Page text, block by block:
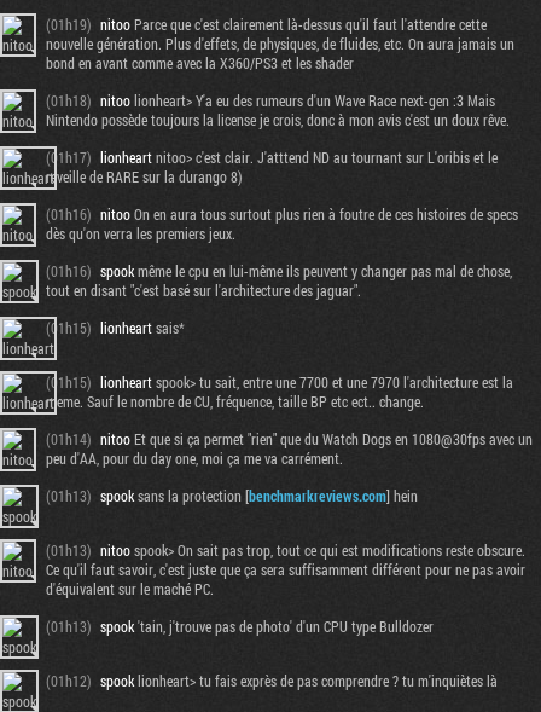
(01h19) nitooParce que c'est clairement là-dessus qu'il faut l'attendre cette
nouvelle génération. Plus d'effets, de physiques, de fluides, etc. On aura jamais un
bond en avant comme avec la X360/PS3 et les shader
(01h18) nitoolionheart> Y'a eu des rumeurs d'un Wave Race next-gen :3 Mais
Nintendo possède toujours la license je crois, donc à mon avis c'est un doux rêve.
(01h17) lionheartnitoo> c'est clair. J'atttend ND au tournant sur L'oribis et le
reveille de RARE sur la durango 8)
(01h16) nitooOn en aura tous surtout plus rien à foutre de ces histoires de specs
dès qu'on verra les premiers jeux.
(01h16) spookmême le cpu en lui-même ils peuvent y changer pas mal de chose,
tout en disant "c'est basé sur l'architecture des jaguar".
(01h15) lionheartsais*
(01h15) lionheartspook> tu sait, entre une 7700 et une 7970 l'architecture est la
meme. Sauf le nombre de CU, fréquence, taille BP etc ect.. change.
(01h14) nitooEt que si ça permet "rien" que du Watch Dogs en 1080@30fps avec un
peu d'AA, pour du day one, moi ça me va carrément.
(01h13) spooksans la protection [benchmarkreviews.com] hein
(01h13) nitoospook> On sait pas trop, tout ce qui est modifications reste obscure.
Ce qu'il faut savoir, c'est juste que ça sera suffisamment différent pour ne pas avoir
d'équivalent sur le maché PC.
(01h13) spook'tain, j'trouve pas de photo' d'un CPU type Bulldozer
(01h12) spooklionheart> tu fais exprès de pas comprendre ? tu m'inquiètes là